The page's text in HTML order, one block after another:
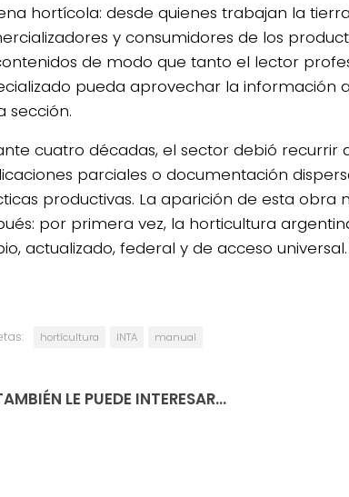
hortícola: desde quienes trabajan la
y consumidores de los
de modo que tanto el lector
pueda aprovechar la información
sección.
cuatro décadas, el sector debió recurrir
parciales o documentación
productivas. La aparición de esta obra
por primera vez, la horticultura
actualizado, federal y de acceso universal.
hortícultura INTA manual
LE PUEDE INTERESAR...